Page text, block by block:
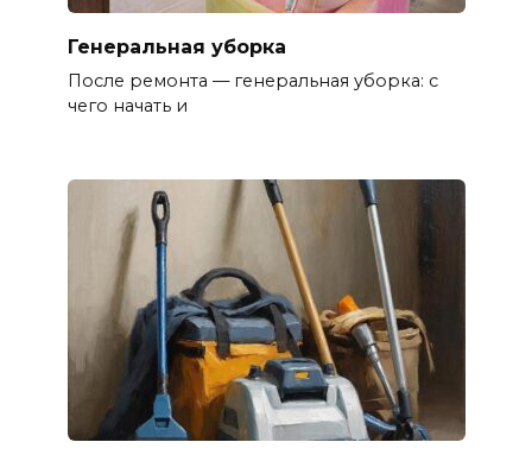
Генеральная уборка
После ремонта — генеральная уборка: с
чего начать и